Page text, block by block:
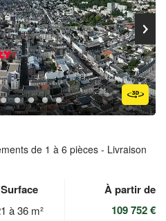
de 1 à 6 pièces - Livraison
Surface À partir de
à 36 m² 109 752 €